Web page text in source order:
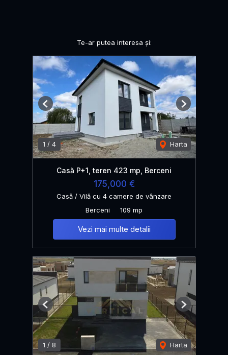
Te-ar putea interesa și:
1 / 4 Harta
Previous Next
Casă P+1, teren 423 mp, Berceni
175,000 €
Casă / Vilă cu 4 camere de vânzare
Berceni
109 mp
Vezi mai multe detalii
1 / 8 Harta
Previous Next